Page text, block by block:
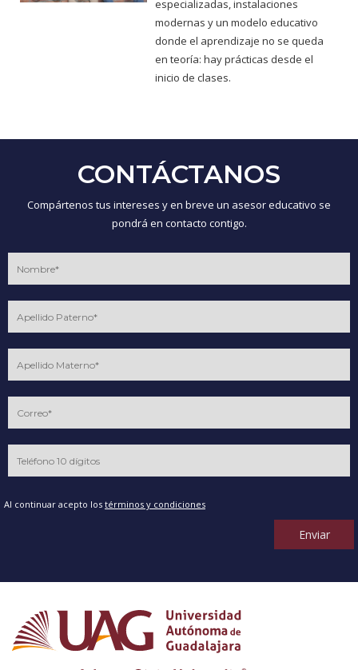
especializadas, instalaciones
modernas y un modelo educativo
donde el aprendizaje no se queda
en teoría: hay prácticas desde el
inicio de clases.
CONTÁCTANOS
Compártenos tus intereses y en breve un asesor educativo se
pondrá en contacto contigo.
Al continuar acepto los términos y condiciones
Enviar